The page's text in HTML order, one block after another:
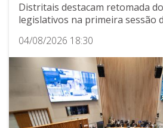
Distritais destacam retomada
legislativos na primeira sessão
04/08/2026 18:30